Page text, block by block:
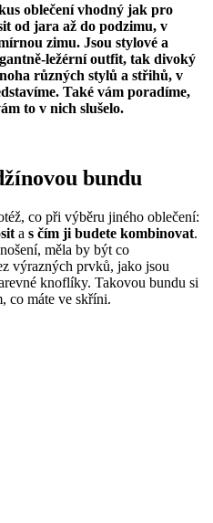
oblečení vhodný jak pro
od jara až do podzimu, v
zimu. Jsou stylové a
ležérní outfit, tak divoký
různých stylů a střihů, v
Také vám poradíme,
to v nich slušelo.
bundu
co při výběru jiného oblečení:
a s čím ji budete kombinovat.
měla by být co
výrazných prvků, jako jsou
knoflíky. Takovou bundu si
co máte ve skříni.